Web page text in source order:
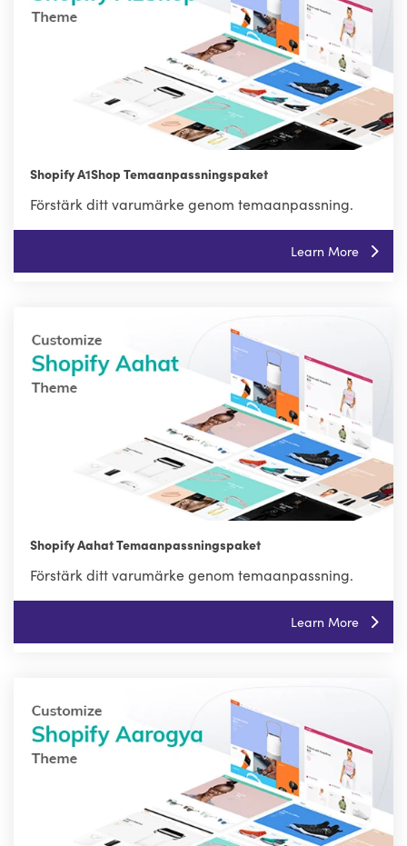
Shopify A1Shop Temaanpassningspaket
Förstärk ditt varumärke genom temaanpassning.
Learn More
Shopify Aahat Temaanpassningspaket
Förstärk ditt varumärke genom temaanpassning.
Learn More